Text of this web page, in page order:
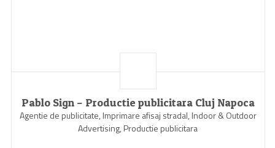
Pablo Sign – Productie publicitara Cluj Napoca
Agentie de publicitate, Imprimare afisaj stradal, Indoor & Outdoor
Advertising, Productie publicitara